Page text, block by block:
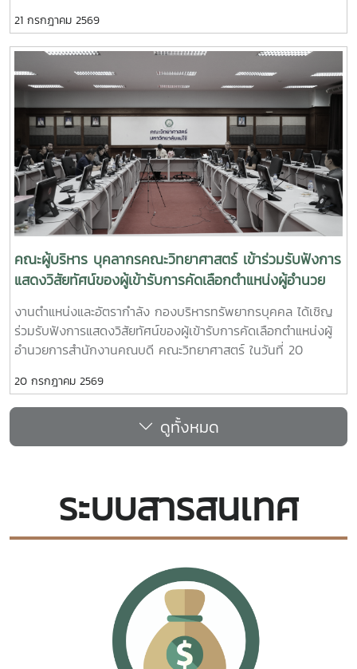
ละเมิดของเจ้าหน้าที่” ซึ่งคำว่า “เจ้าหน้าที่” ตามพระราชบัญญัติดัง
กล่าวหมายถึง ข้าราชการ พนักงาน ลูกจ้าง หรือผู้ปฏิบัติงาน
โดยมีวัตถุประสงค์เพื่อเสริมสร้างความรู้ความเข้าใจเกี่ยวกับหลัก
กฎหมายและหลักปฏิบัติราชการที่ดีให้กับบุคลากร โดยมี นางสาวอิ
นทิรา ฉัตรมงคล นักวิชาการคลังชำนาญการ สำนักงานคลัง เขต
5 ให้ความอนุเคราะห์เห็นวิทยากร ในวันอังคารที่ 21 กรกฎาคม
2569 เวลา 09.00 น. ณ ห้องประชุม 2 อาคารจุฬาภรณ์ คณะ
วิทยาศาสตร์
21 กรกฎาคม 2569
คณะผู้บริหาร บุคลากรคณะวิทยาศาสตร์ เข้าร่วมรับฟังการ
แสดงวิสัยทัศน์ของผู้เข้ารับการคัดเลือกตำแหน่งผู้อำนวย
การสำนักงานคณบดี
งานตำแหน่งและอัตรากำลัง กองบริหารทรัพยากรบุคคล ได้เชิญ
ร่วมรับฟังการแสดงวิสัยทัศน์ของผู้เข้ารับการคัดเลือกตำแหน่งผู้
อำนวยการสำนักงานคณบดี คณะวิทยาศาสตร์ ในวันที่ 20
จุฬาภรณ์ คณะวิทยาศาสตร์ โดยมีคณะผู้บริหาร บุคลากรคณะ
วิทยาศาสตร์ เข้าร่วมรับฟังการแสดงวิสัยทัศน์ของนางสาวภาวิณี
20 กรกฎาคม 2569
ดูทั้งหมด
ระบบสารสนเทศ